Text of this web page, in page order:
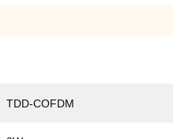
TDD-COFDM